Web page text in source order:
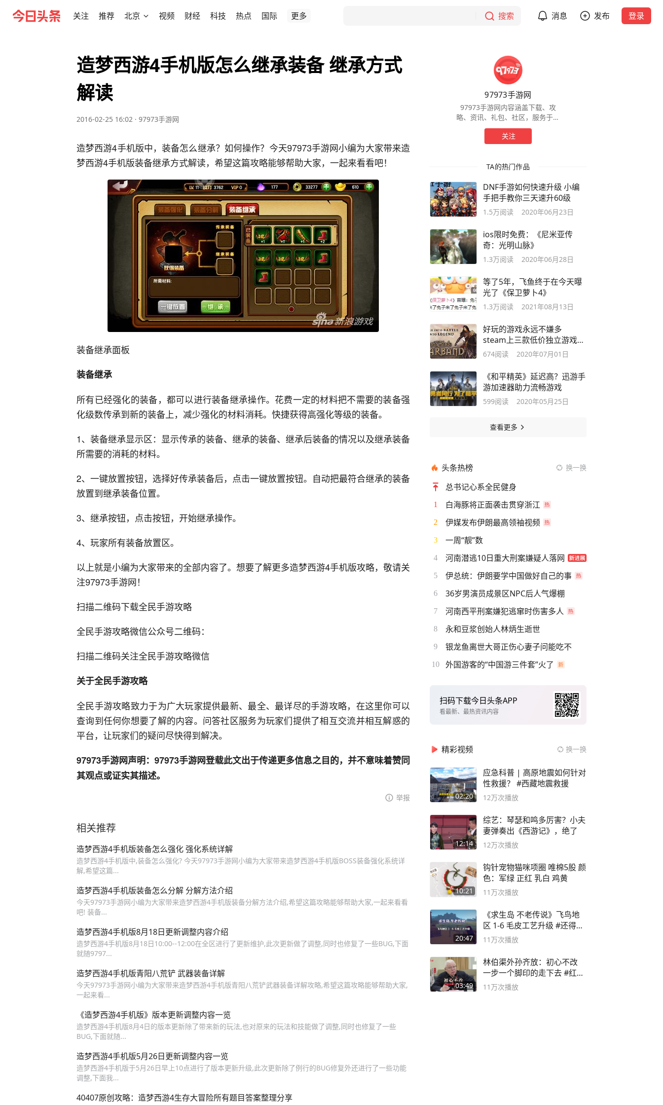
关注 推荐 北京 视频 财经 科技 热点 国际 更多 搜索 消息 发布 登录
造梦西游4手机版怎么继承装备 继承方式
解读
2016-02-25 16:02 · 97973手游网
造梦西游4手机版中，装备怎么继承？如何操作？今天97973手游网小编为大家带来造
梦西游4手机版装备继承方式解读，希望这篇攻略能够帮助大家，一起来看看吧！
装备继承面板
装备继承
所有已经强化的装备，都可以进行装备继承操作。花费一定的材料把不需要的装备强
化级数传承到新的装备上，减少强化的材料消耗。快捷获得高强化等级的装备。
1、装备继承显示区：显示传承的装备、继承的装备、继承后装备的情况以及继承装备
所需要的消耗的材料。
2、一键放置按钮，选择好传承装备后，点击一键放置按钮。自动把最符合继承的装备
放置到继承装备位置。
3、继承按钮，点击按钮，开始继承操作。
4、玩家所有装备放置区。
以上就是小编为大家带来的全部内容了。想要了解更多造梦西游4手机版攻略，敬请关
注97973手游网！
扫描二维码下载全民手游攻略
全民手游攻略微信公众号二维码：
扫描二维码关注全民手游攻略微信
关于全民手游攻略
全民手游攻略致力于为广大玩家提供最新、最全、最详尽的手游攻略，在这里你可以
查询到任何你想要了解的内容。问答社区服务为玩家们提供了相互交流并相互解惑的
平台，让玩家们的疑问尽快得到解决。
97973手游网声明：97973手游网登载此文出于传递更多信息之目的，并不意味着赞同
其观点或证实其描述。
举报
相关推荐
造梦西游4手机版装备怎么强化 强化系统详解
造梦西游4手机版中,装备怎么强化? 今天97973手游网小编为大家带来造梦西游4手机版BOSS装备强化系统详
解,希望这篇...
造梦西游4手机版装备怎么分解 分解方法介绍
今天97973手游网小编为大家带来造梦西游4手机版装备分解方法介绍,希望这篇攻略能够帮助大家,一起来看看
吧! 装备...
造梦西游4手机版8月18日更新调整内容介绍
造梦西游4手机版8月18日10:00--12:00在全区进行了更新维护,此次更新做了调整,同时也修复了一些BUG,下面
就随9797...
造梦西游4手机版青阳八荒铲 武器装备详解
今天97973手游网小编为大家带来造梦西游4手机版青阳八荒铲武器装备详解攻略,希望这篇攻略能够帮助大家,
一起来看...
《造梦西游4手机版》版本更新调整内容一览
造梦西游4手机版8月4日的版本更新除了带来新的玩法,也对原来的玩法和技能做了调整,同时也修复了一些
BUG,下面就随...
造梦西游4手机版5月26日更新调整内容一览
造梦西游4手机版于5月26日早上10点进行了版本更新升级,此次更新除了例行的BUG修复外还进行了一些功能
调整,下面我...
40407原创攻略：造梦西游4生存大冒险所有题目答案整理分享
97973手游网
97973手游网内容涵盖下载、攻
略、资讯、礼包、社区，服务于全
球手游玩家，为玩家提供一站式服
务。
关注
TA的热门作品
DNF手游如何快速升级 小编
手把手教你三天速升60级
1.5万阅读 2020年06月23日
ios限时免费：《尼米亚传
奇：光明山脉》
1.3万阅读 2020年06月28日
等了5年，飞鱼终于在今天曝
光了《保卫萝卜4》
1.3万阅读 2021年08月13日
好玩的游戏永远不嫌多
steam上三款低价独立游戏推
荐
674阅读 2020年07月01日
《和平精英》延迟高？迅游手
游加速器助力流畅游戏
599阅读 2020年05月25日
查看更多
头条热榜 换一换
总书记心系全民健身
1 白海豚将正面袭击贯穿浙江
2 伊媒发布伊朗最高领袖视频
3 一周“靓”数
4 河南潜逃10日重大刑案嫌疑人落网
5 伊总统：伊朗要学中国做好自己的事
6 36岁男演员成景区NPC后人气爆棚
7 河南西平刑案嫌犯逃窜时伤害多人
8 永和豆浆创始人林炳生逝世
9 银龙鱼离世大哥正伤心妻子问能吃不
10 外国游客的“中国游三件套”火了
扫码下载今日头条APP
看最新、最热资讯内容
精彩视频 换一换
02:20
应急科普 | 高原地震如何针对
性救援？ #西藏地震救援
12万次播放
12:14
综艺：琴瑟和鸣多厉害？小夫
妻弹奏出《西游记》，绝了
12万次播放
10:21
钩针宠物猫咪项圈 唯棉5股 颜
色：军绿 正红 乳白 鸡黄
11万次播放
20:47
《求生岛 不老传说》飞鸟地
区 1-6 毛皮工艺升级 #还得是
主机大作
11万次播放
03:49
林伯渠外孙齐放：初心不改
一步一个脚印的走下去 #红船
论坛
11万次播放